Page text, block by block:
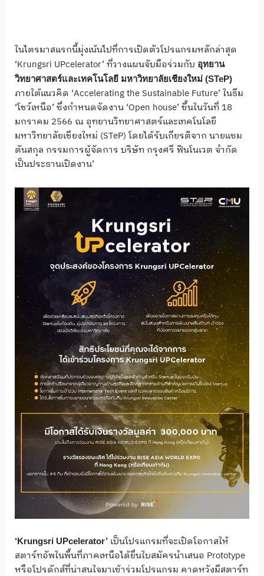
ในไตรมาสแรกนี้มุ่งเน้นไปที่การเปิดตัวโปรแกรมหลักล่าสุด
‘Krungsri UPcelerator’ ที่วางแผนจับมือร่วมกับ อุทยาน
วิทยาศาสตร์และเทคโนโลยี มหาวิทยาลัยเชียงใหม่ (STeP)
ภายใต้แนวคิด ‘Accelerating the Sustainable Future’ ในธีม
‘โชว์เหนือ’ ซึ่งกำหนดจัดงาน ‘Open house’ ขึ้นในวันที่ 18
มกราคม 2566 ณ อุทยานวิทยาศาสตร์และเทคโนโลยี
มหาวิทยาลัยเชียงใหม่ (STeP) โดยได้รับเกียรติจาก นายแซม
ตันสกุล กรรมการผู้จัดการ บริษัท กรุงศรี ฟินโนเวต จำกัด
เป็นประธานเปิดงาน’
‘Krungsri UPcelerator’ เป็นโปรแกรมที่จะเปิดโอกาสให้
สตาร์ทอัพในพื้นที่ภาคเหนือได้ยื่นใบสมัครนำเสนอ Prototype
หรือโปรดักส์ที่น่าสนใจมาเข้าร่วมโปรแกรม คาดหวังมีสตาร์ท